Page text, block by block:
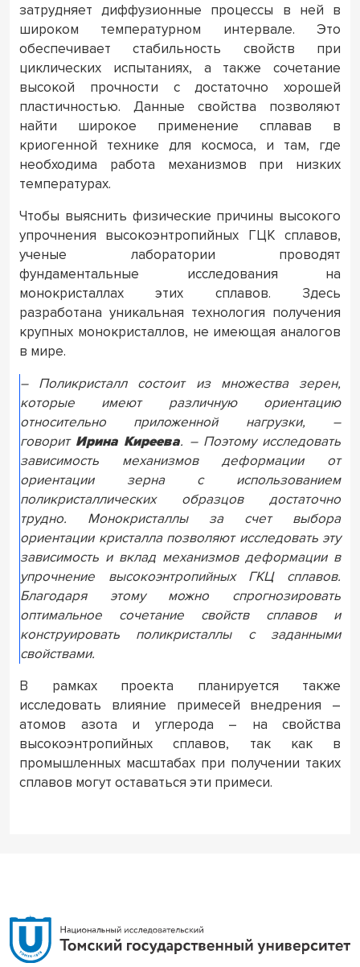
затрудняет диффузионные процессы в ней в
широком температурном интервале. Это
обеспечивает стабильность свойств при
циклических испытаниях, а также сочетание
высокой прочности с достаточно хорошей
пластичностью. Данные свойства позволяют
найти широкое применение сплавав в
криогенной технике для космоса, и там, где
необходима работа механизмов при низких
температурах.
Чтобы выяснить физические причины высокого
упрочнения высокоэнтропийных ГЦК сплавов,
ученые лаборатории проводят
фундаментальные исследования на
монокристаллах этих сплавов. Здесь
разработана уникальная технология получения
крупных монокристаллов, не имеющая аналогов
в мире.
– Поликристалл состоит из множества зерен,
которые имеют различную ориентацию
относительно приложенной нагрузки, –
говорит Ирина Киреева. – Поэтому исследовать
зависимость механизмов деформации от
ориентации зерна с использованием
поликристаллических образцов достаточно
трудно. Монокристаллы за счет выбора
ориентации кристалла позволяют исследовать эту
зависимость и вклад механизмов деформации в
упрочнение высокоэнтропийных ГКЦ сплавов.
Благодаря этому можно спрогнозировать
оптимальное сочетание свойств сплавов и
конструировать поликристаллы с заданными
свойствами.
В рамках проекта планируется также
исследовать влияние примесей внедрения –
атомов азота и углерода – на свойства
высокоэнтропийных сплавов, так как в
промышленных масштабах при получении таких
сплавов могут оставаться эти примеси.